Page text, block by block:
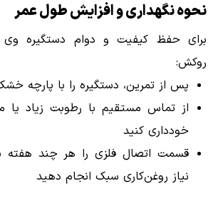
نحوه نگهداری و افزایش طول عمر
برای حفظ کیفیت و دوام دستگیره
روکش:
پس از تمرین، دستگیره را با پارچه
از تماس مستقیم با رطوبت زیاد یا
خودداری کنید
قسمت اتصال فلزی را هر چند هفته
نیاز روغن‌کاری سبک انجام دهید